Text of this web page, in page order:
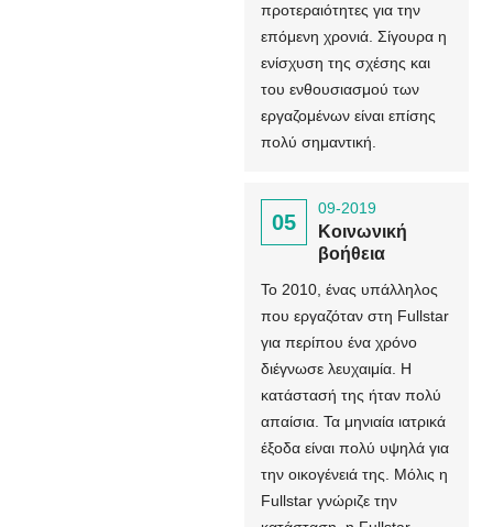
προτεραιότητες για την
επόμενη χρονιά. Σίγουρα η
ενίσχυση της σχέσης και
του ενθουσιασμού των
εργαζομένων είναι επίσης
πολύ σημαντική.
05
09-2019
Κοινωνική
βοήθεια
Το 2010, ένας υπάλληλος
που εργαζόταν στη Fullstar
για περίπου ένα χρόνο
διέγνωσε λευχαιμία. Η
κατάστασή της ήταν πολύ
απαίσια. Τα μηνιαία ιατρικά
έξοδα είναι πολύ υψηλά για
την οικογένειά της. Μόλις η
Fullstar γνώριζε την